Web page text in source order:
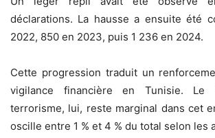
déclarations. La hausse a ensuite été
2022, 850 en 2023, puis 1 236 en 2024.
Cette progression traduit un
vigilance financière en Tunisie. Le
terrorisme, lui, reste marginal dans cet
oscille entre 1 % et 4 % du total selon les